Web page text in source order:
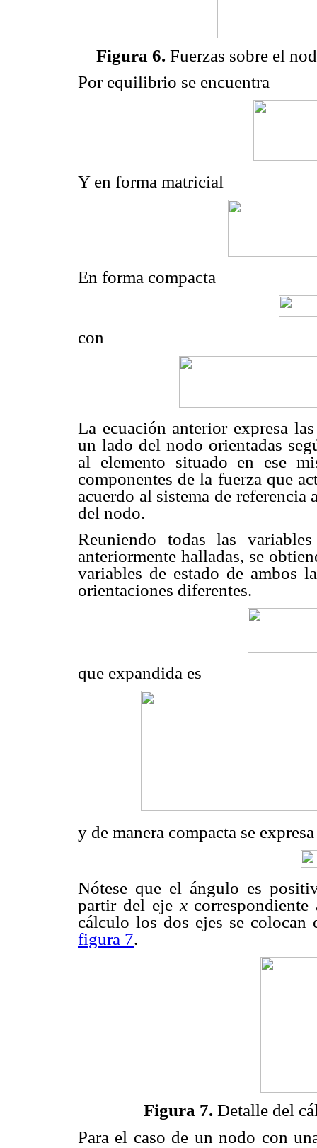
Figura 6. Fuerzas sobre el
Por equilibrio se encuentra
Y en forma matricial
En forma compacta
con
La ecuación anterior expresa
un lado del nodo orientadas
al elemento situado en ese
componentes de la fuerza que
acuerdo al sistema de
del nodo.
Reuniendo todas las
anteriormente halladas, se
variables de estado de ambos
orientaciones diferentes.
que expandida es
y de manera compacta se expresa
Nótese que el ángulo es
partir del eje xcorrespondiente
cálculo los dos ejes se
figura 7.
Figura 7. Detalle del
Para el caso de un nodo con